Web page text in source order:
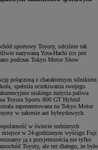
sportowy Toyoty, odciśnie tak
nazywaną Yota-Hachi (co jest
podczas Tokyo Motor Show
połączoną z charakternym silnikiem
spełniła oczekiwania swojego
niskiego zużycia paliwa
Toyota Sports 800 GT Hybrid
zaprezentowana na Tokyo Motor
w zakresie aut hybrydowych.
w świecie rodzimych
w 24-godzinnym wyścigu Fuji
ją z przyjemnością nie tylko
Toyoty, ale też dlatego, że było